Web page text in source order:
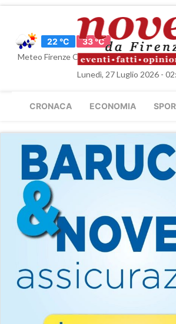
22 °C
33 °C
Meteo Firenze Oggi
Lunedì, 27 Luglio 2026 -
CRONACA ECONOMIA